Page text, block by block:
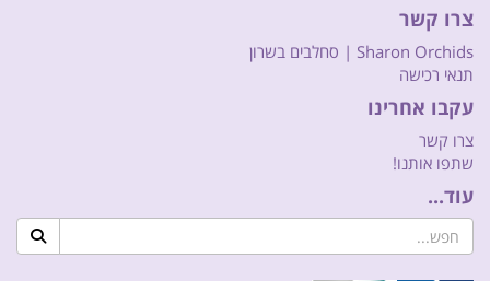
צרו קשר
Sharon Orchids | סחלבים בשרון
תנאי רכישה
עקבו אחרינו
צרו קשר
שתפו אותנו!
עוד...